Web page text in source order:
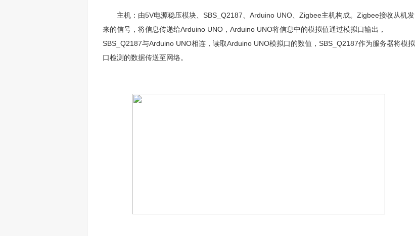
主机：由5V电源稳压模块、SBS_Q2187、Arduino UNO、Zigbee主机构成。Zigbee接收从机发
来的信号，将信息传递给Arduino UNO，Arduino UNO将信息中的模拟值通过模拟口输出，
SBS_Q2187与Arduino UNO相连，读取Arduino UNO模拟口的数值，SBS_Q2187作为服务器将模拟
口检测的数据传送至网络。